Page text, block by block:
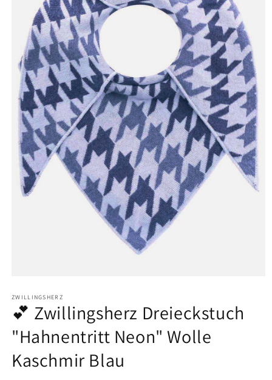
in
Modal
öffnen
ZWILLINGSHERZ
💕 Zwillingsherz Dreieckstuch
"Hahnentritt Neon" Wolle
Kaschmir Blau